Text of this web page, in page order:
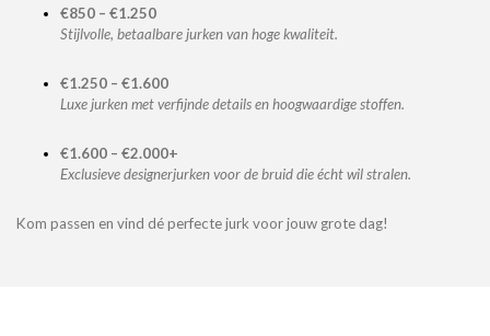
€850 – €1.250
Stijlvolle, betaalbare jurken van hoge kwaliteit.
€1.250 – €1.600
Luxe jurken met verfijnde details en hoogwaardige stoffen.
€1.600 – €2.000+
Exclusieve designerjurken voor de bruid die écht wil stralen.
Kom passen en vind dé perfecte jurk voor jouw grote dag!